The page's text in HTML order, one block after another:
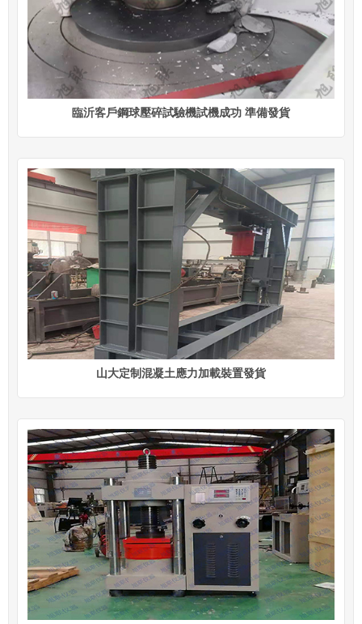
臨沂客戶鋼球壓碎試驗機試機成功 準備發貨
山大定制混凝土應力加載裝置發貨